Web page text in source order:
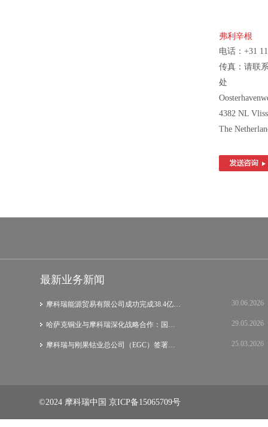
弗利辛根
电话：+31
传真：请联
处
4382 NL
The
最新业务新闻
摩科瑞能源贸易有限公司成功完成38.4亿美元… 30.06.2026
哈萨克铜业与摩科瑞深化战略合作：国际集团… 29.05.2026
摩科瑞与刚果钴业总公司（EGC）签署战略谅… 25.03.2026
©2024 摩科瑞中国 京ICP备15065709号